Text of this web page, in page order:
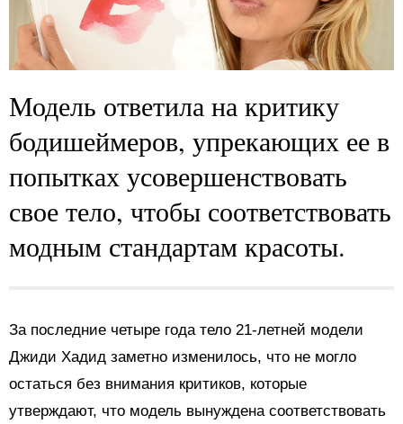
Модель ответила на критику
бодишеймеров, упрекающих ее в
попытках усовершенствовать
свое тело, чтобы соответствовать
модным стандартам красоты.
За последние четыре года тело 21-летней модели
Джиди Хадид заметно изменилось, что не могло
остаться без внимания критиков, которые
утверждают, что модель вынуждена соответствовать